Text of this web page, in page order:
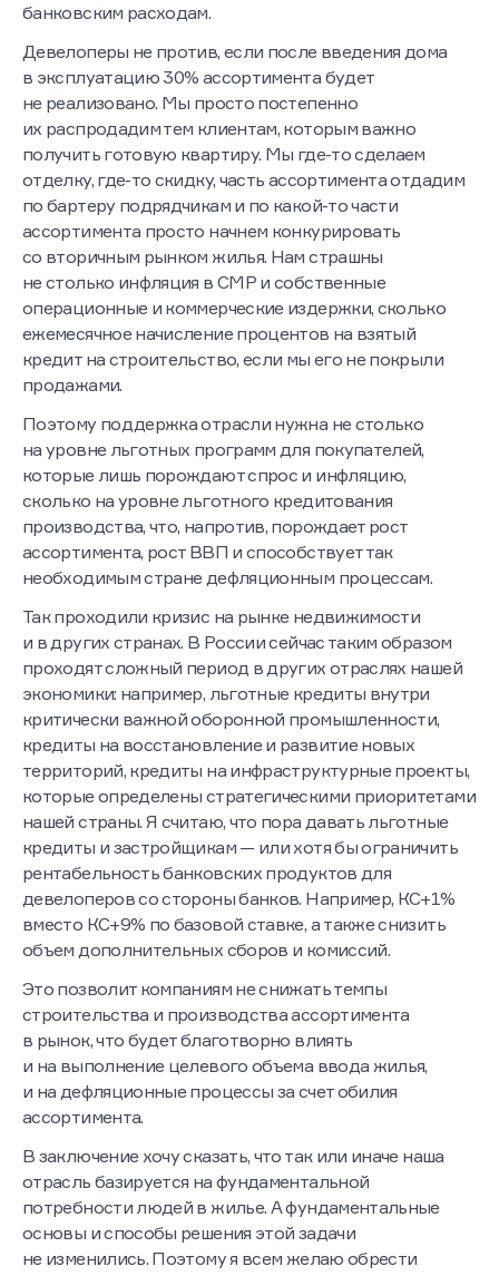
банковским расходам.
Девелоперы не против, если после введения дома
в эксплуатацию 30% ассортимента будет
не реализовано. Мы просто постепенно
их распродадим тем клиентам, которым важно
получить готовую квартиру. Мы где-то сделаем
отделку, где-то скидку, часть ассортимента отдадим
по бартеру подрядчикам и по какой-то части
ассортимента просто начнем конкурировать
со вторичным рынком жилья. Нам страшны
не столько инфляция в СМР и собственные
операционные и коммерческие издержки, сколько
ежемесячное начисление процентов на взятый
кредит на строительство, если мы его не покрыли
продажами.
Поэтому поддержка отрасли нужна не столько
на уровне льготных программ для покупателей,
которые лишь порождают спрос и инфляцию,
сколько на уровне льготного кредитования
производства, что, напротив, порождает рост
ассортимента, рост ВВП и способствует так
необходимым стране дефляционным процессам.
Так проходили кризис на рынке недвижимости
и в других странах. В России сейчас таким образом
проходят сложный период в других отраслях нашей
экономики: например, льготные кредиты внутри
критически важной оборонной промышленности,
кредиты на восстановление и развитие новых
территорий, кредиты на инфраструктурные проекты,
которые определены стратегическими приоритетами
нашей страны. Я считаю, что пора давать льготные
кредиты и застройщикам — или хотя бы ограничить
рентабельность банковских продуктов для
девелоперов со стороны банков. Например, КС+1%
вместо КС+9% по базовой ставке, а также снизить
объем дополнительных сборов и комиссий.
Это позволит компаниям не снижать темпы
строительства и производства ассортимента
в рынок, что будет благотворно влиять
и на выполнение целевого объема ввода жилья,
и на дефляционные процессы за счет обилия
ассортимента.
В заключение хочу сказать, что так или иначе наша
отрасль базируется на фундаментальной
потребности людей в жилье. А фундаментальные
основы и способы решения этой задачи
не изменились. Поэтому я всем желаю обрести